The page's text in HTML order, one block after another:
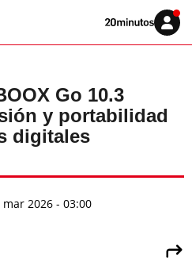
Volver
Iniciar
sesión
Go 10.3
y portabilidad
digitales
mar 2026 - 03:00